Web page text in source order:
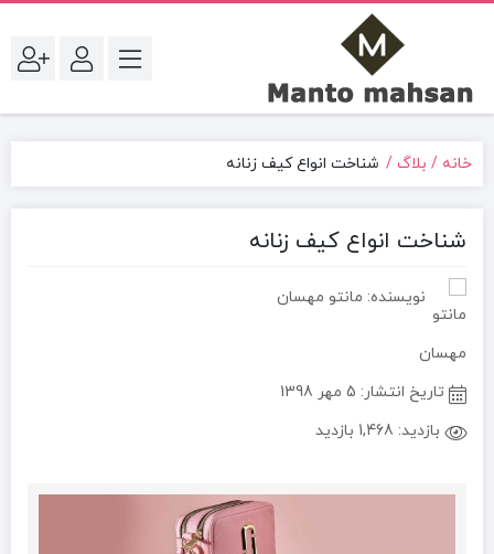
خانه بلاگ شناخت انواع کیف زنانه
شناخت انواع کیف زنانه
نویسنده: مانتو مهسان
تاریخ انتشار: 5 مهر 1398
بازدید: 1,468 بازدید